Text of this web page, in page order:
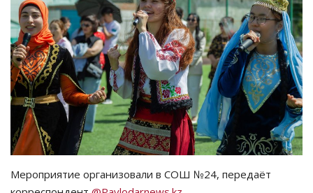
СПЕЦПРОЕКТЫ
СПОРТ
Чек-лист
РАЗВЛЕЧЕНИЯ
OFFICIAL
Мероприятие организовали в СОШ №24, передаёт